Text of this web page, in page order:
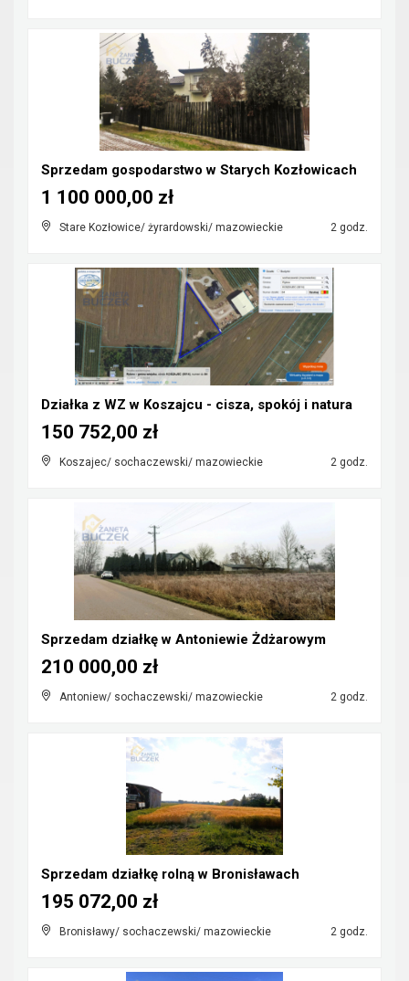
Sprzedam gospodarstwo w Starych Kozłowicach
Stare Kozłowice/ żyrardowski/ mazowieckie 2 godz.
1 100 000,00 zł
Działka z WZ w Koszajcu - cisza, spokój i natura
Koszajec/ sochaczewski/ mazowieckie 2 godz.
150 752,00 zł
Sprzedam działkę w Antoniewie Żdżarowym
Antoniew/ sochaczewski/ mazowieckie 2 godz.
210 000,00 zł
Sprzedam działkę rolną w Bronisławach
Bronisławy/ sochaczewski/ mazowieckie 2 godz.
195 072,00 zł